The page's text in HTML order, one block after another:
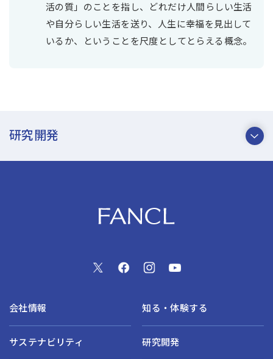
活の質」のことを指し、どれだけ人間らしい生活
や自分らしい生活を送り、人生に幸福を見出して
いるか、ということを尺度としてとらえる概念。
研究開発
会社情報 知る・体験する
サステナビリティ 研究開発